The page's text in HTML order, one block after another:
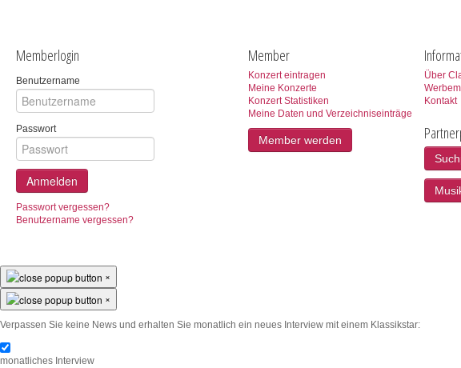
Memberlogin
Benutzername
Passwort
Anmelden
Passwort vergessen?
Benutzername vergessen?
Member
Konzert eintragen
Meine Konzerte
Konzert Statistiken
Meine Daten und Verzeichniseinträge
Member werden
Über
Kontakt
×
×
Verpassen Sie keine News und erhalten Sie monatlich ein neues Interview mit einem Klassikstar:
monatliches Interview